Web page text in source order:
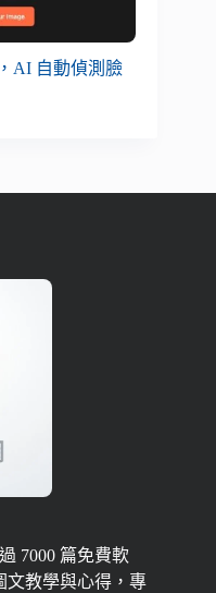
AI 自動偵測臉
7000 篇免費軟
文教學與心得，專